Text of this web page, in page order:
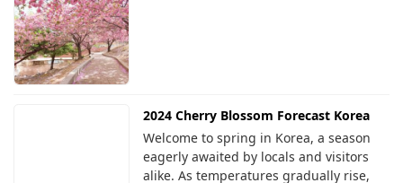
2024 Cherry Blossom Forecast Korea
Welcome to spring in Korea, a season
eagerly awaited by locals and visitors
alike. As temperatures gradually rise,